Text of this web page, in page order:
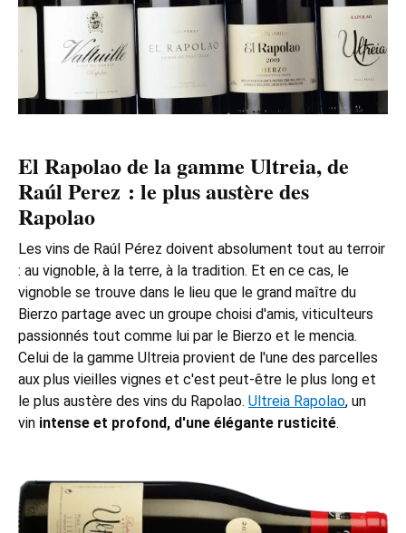
El Rapolao de la gamme Ultreia, de
Raúl Perez : le plus austère des
Rapolao
Les vins de Raúl Pérez doivent absolument tout au terroir
: au vignoble, à la terre, à la tradition. Et en ce cas, le
vignoble se trouve dans le lieu que le grand maître du
Bierzo partage avec un groupe choisi d'amis, viticulteurs
passionnés tout comme lui par le Bierzo et le mencia.
Celui de la gamme Ultreia provient de l'une des parcelles
aux plus vieilles vignes et c'est peut-être le plus long et
le plus austère des vins du Rapolao. Ultreia Rapolao, un
vin intense et profond, d'une élégante rusticité.